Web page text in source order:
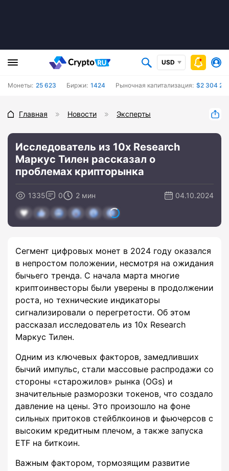
USD
Монеты: 25 623 Биржи: 1424 Рыночная капитализация: $2 304
Главная Новости Эксперты
Исследователь из 10x Research
Маркус Тилен рассказал о
проблемах крипторынка
1335 0 2 мин 04.10.2024
Сегмент цифровых монет в 2024 году оказался
в непростом положении, несмотря на ожидания
бычьего тренда. С начала марта многие
криптоинвесторы были уверены в продолжении
роста, но технические индикаторы
сигнализировали о перегретости. Об этом
рассказал исследователь из 10x Research
Маркус Тилен.
Одним из ключевых факторов, замедливших
бычий импульс, стали массовые распродажи со
стороны «старожилов» рынка (OGs) и
значительные разморозки токенов, что создало
давление на цены. Это произошло на фоне
сильных притоков стейблкоинов и фьючерсов с
высоким кредитным плечом, а также запуска
ETF на биткоин.
Важным фактором, тормозящим развитие